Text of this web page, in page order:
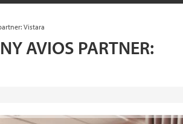
Vistara
AVIOS PARTNER: